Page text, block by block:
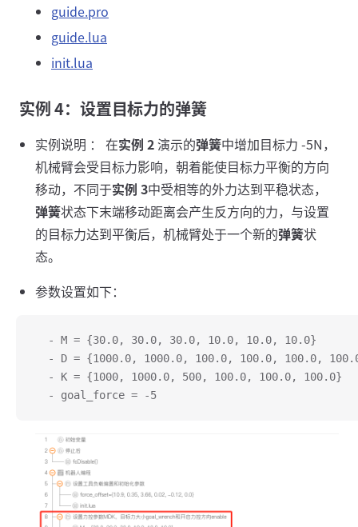
guide.pro
guide.lua
init.lua
实例 4：设置目标力的弹簧
实例说明 ： 在实例 2演示的弹簧中增加目标力 -5N，
机械臂会受目标力影响，朝着能使目标力平衡的方向
移动，不同于实例 3中受相等的外力达到平稳状态，
弹簧状态下末端移动距离会产生反方向的力，与设置
的目标力达到平衡后，机械臂处于一个新的弹簧状
态。
参数设置如下：
  - M = {30.0, 30.0, 30.0, 10.0, 10.0, 10.0}
- D = {1000.0, 1000.0, 100.0, 100.0, 100.0,
  - K = {1000, 1000.0, 500, 100.0, 100.0, 100.0}
  - goal_force = -5